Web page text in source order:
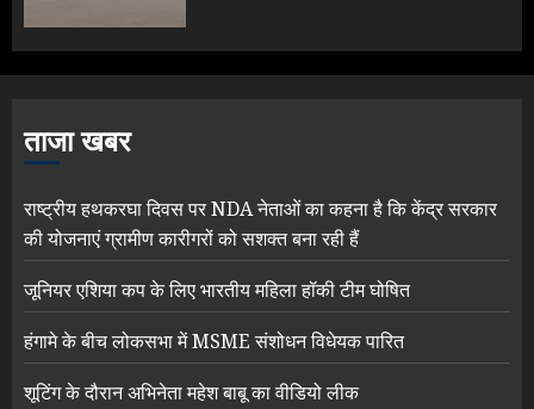
ताजा खबर
राष्ट्रीय हथकरघा दिवस पर NDA नेताओं का कहना है कि केंद्र सरकार
की योजनाएं ग्रामीण कारीगरों को सशक्त बना रही हैं
जूनियर एशिया कप के लिए भारतीय महिला हॉकी टीम घोषित
हंगामे के बीच लोकसभा में MSME संशोधन विधेयक पारित
शूटिंग के दौरान अभिनेता महेश बाबू का वीडियो लीक